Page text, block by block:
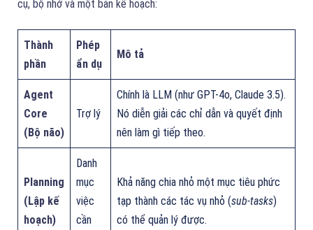
cụ, bộ nhớ và một bản kế hoạch:
Thành
phần
Phép
ẩn dụ
Mô tả
Agent
Core
(Bộ não)
Trợ lý
Chính là LLM (như GPT-4o, Claude 3.5).
Nó diễn giải các chỉ dẫn và quyết định
nên làm gì tiếp theo.
Planning
(Lập kế
hoạch)
Danh
mục
việc
cần
Khả năng chia nhỏ một mục tiêu phức
tạp thành các tác vụ nhỏ (sub-tasks)
có thể quản lý được.